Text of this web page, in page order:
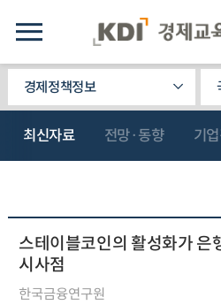
경제정책정보
최신자료 전망·동향 기
스테이블코인의 활성화가 은
시사점
한국금융연구원